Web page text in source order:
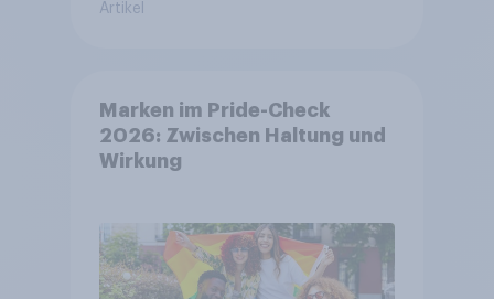
Artikel
Marken im Pride-Check
2026: Zwischen Haltung und
Wirkung